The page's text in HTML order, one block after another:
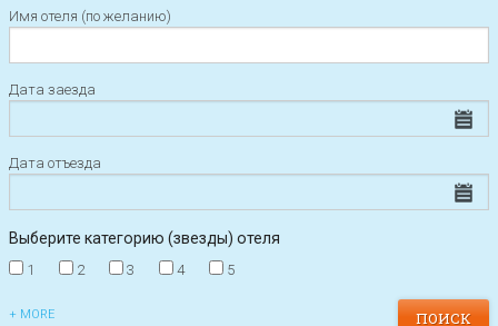
Имя отеля (по желанию)
Дата заезда
Дата отъезда
Выберите категорию (звезды) отеля
1 2 3 4 5
+ MORE